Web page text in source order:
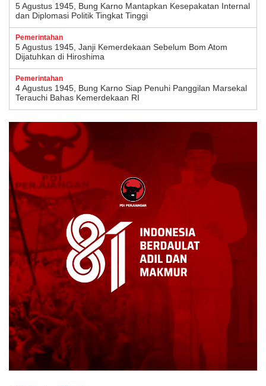
5 Agustus 1945, Bung Karno Mantapkan Kesepakatan Internal
dan Diplomasi Politik Tingkat Tinggi
Pemerintahan
5 Agustus 1945, Janji Kemerdekaan Sebelum Bom Atom
Dijatuhkan di Hiroshima
Pemerintahan
4 Agustus 1945, Bung Karno Siap Penuhi Panggilan Marsekal
Terauchi Bahas Kemerdekaan RI